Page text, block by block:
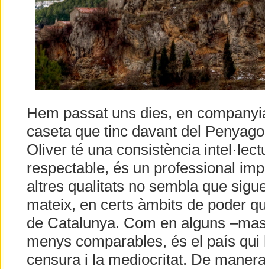
Hem passat uns dies, en
caseta que tinc davant del
Oliver té una consistència
respectable, és un professional
altres qualitats no sembla que
mateix, en certs àmbits de poder
de Catalunya. Com en alguns
menys comparables, és el país
censura i la mediocritat. De